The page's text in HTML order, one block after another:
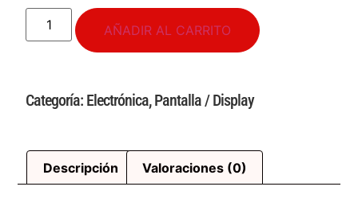
AÑADIR AL CARRITO
Categoría: Electrónica,Pantalla / Display
Descripción Valoraciones (0)